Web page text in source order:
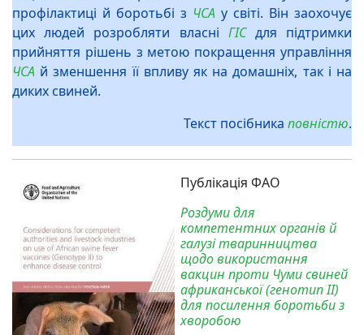
профілактиці й боротьбі з ЧСА у світі. Він заохочує
цих людей розробляти власні ГІСдля підтримки
прийняття рішень з метою покращення управління
ЧСА й зменшення її впливу як на домашніх, так і на
диких свиней.
Текст посібника повністю.
Публікація ФАО
Роздуми для
компетентних органів й
галузі тваринництва
щодо використання
вакцин проти Чуми свиней
африканської (генотип II)
для посилення боротьби з
хворобою